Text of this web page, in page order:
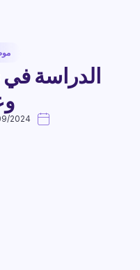
الدراسة في
2024